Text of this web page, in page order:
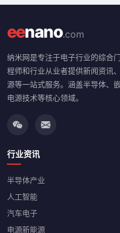
eenano.com
纳米网是专注于电子行业的综合
程师和行业从业者提供新闻资讯
源等一站式服务。涵盖半导体、
电源技术等核心领域。
行业资讯
半导体产业
人工智能
汽车电子
电源新能源